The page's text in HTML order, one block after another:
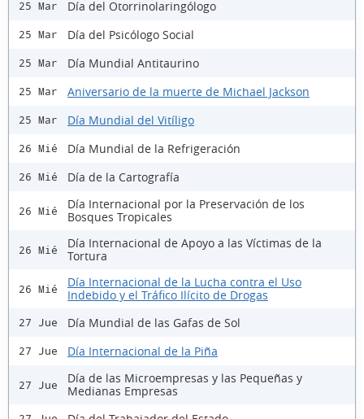
25 Mar Día del Otorrinolaringólogo
25 Mar Día del Psicólogo Social
25 Mar Día Mundial Antitaurino
25 Mar Aniversario de la muerte de Michael Jackson
25 Mar Día Mundial del Vitíligo
26 Mié Día Mundial de la Refrigeración
26 Mié Día de la Cartografía
26 Mié
Día Internacional por la Preservación de los
Bosques Tropicales
26 Mié
Día Internacional de Apoyo a las Víctimas de la
Tortura
26 Mié
Día Internacional de la Lucha contra el Uso
Indebido y el Tráfico Ilícito de Drogas
27 Jue Día Mundial de las Gafas de Sol
27 Jue Día Internacional de la Piña
27 Jue
Día de las Microempresas y las Pequeñas y
Medianas Empresas